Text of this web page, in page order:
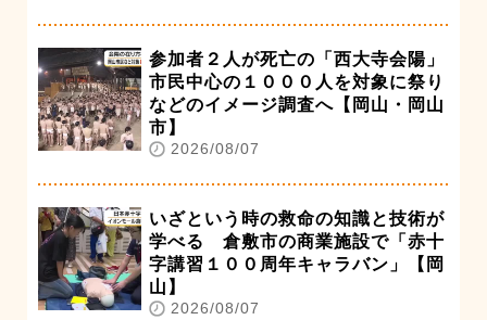
参加者２人が死亡の「西大寺会陽」
市民中心の１０００人を対象に祭り
などのイメージ調査へ【岡山・岡山
市】
2026/08/07
いざという時の救命の知識と技術が
学べる 倉敷市の商業施設で「赤十
字講習１００周年キャラバン」【岡
山】
2026/08/07